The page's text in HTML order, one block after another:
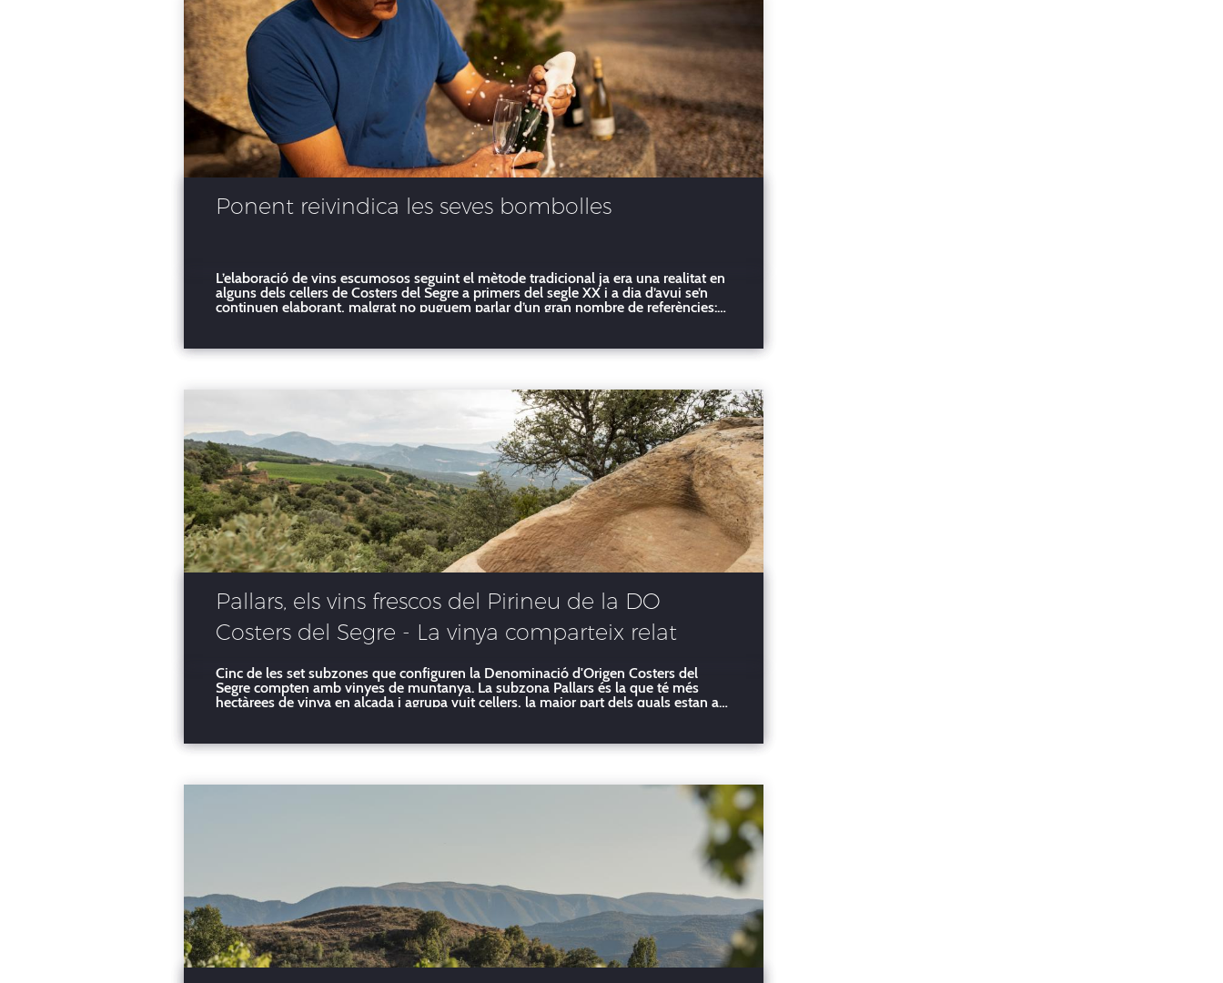
Ponent reivindica les seves bombolles
L’elaboració de vins escumosos seguint el mètode tradicional ja era una realitat en
alguns dels cellers de Costers del Segre a primers del segle XX i a dia d’avui se’n
continuen elaborant, malgrat no puguem parlar d’un gran nombre de referències:
Pallars, els vins frescos del Pirineu de la DO
Costers del Segre - La vinya comparteix relat
amb la geologia, els dinosauris i un producte
gastronòmic excepcional
Cinc de les set subzones que configuren la Denominació d'Origen Costers del
Segre compten amb vinyes de muntanya. La subzona Pallars és la que té més
hectàrees de vinya en alçada i agrupa vuit cellers, la major part dels quals estan a